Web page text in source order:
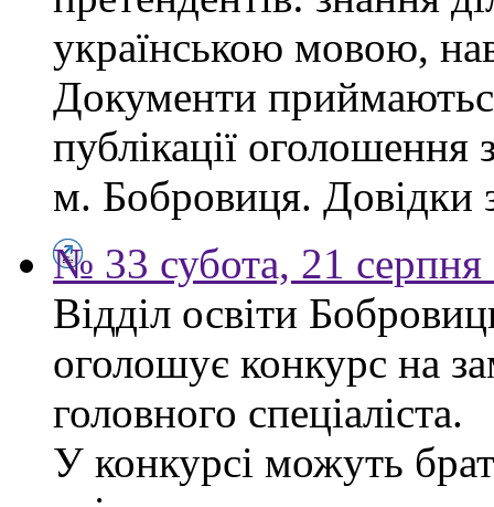
українською мовою,
Документи
публікації
м. Бобровиця. Довідки
№ 33 субота, 21
Відділ освіти
оголошує конкурс на
головного спеціаліста.
У конкурсі можуть